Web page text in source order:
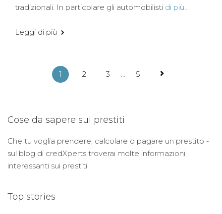
tradizionali. In particolare gli automobilisti di più...
Leggi di più
1 2 3 ... 5
Cose da sapere sui prestiti
Che tu voglia prendere, calcolare o pagare un prestito -
sul blog di credXperts troverai molte informazioni
interessanti sui prestiti.
Top stories